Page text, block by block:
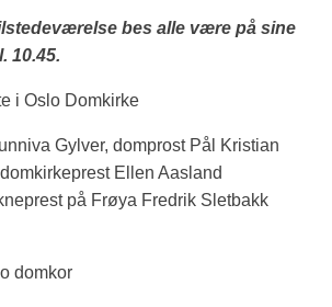
bes alle være på sine
10.45.
i Oslo Domkirke
Gylver, domprost Pål Kristian
Ellen Aasland
på Frøya Fredrik Sletbakk
domkor